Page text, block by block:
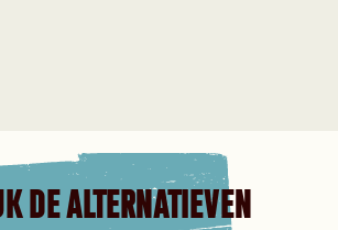
DE ALTERNATIEVEN